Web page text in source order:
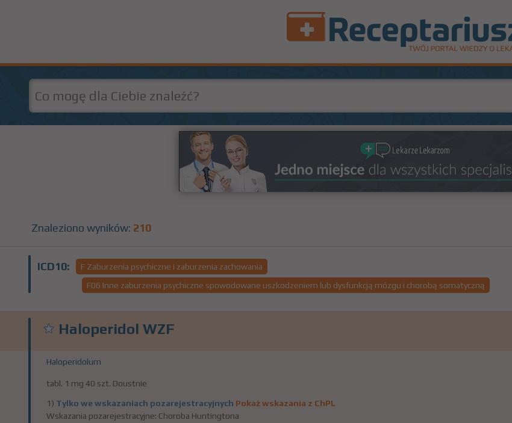
Znaleziono wyników: 210
ICD10:
F Zaburzenia psychiczne i zaburzenia zachowania
F06 Inne zaburzenia psychiczne spowodowane uszkodzeniem lub dysfunkcją mózgu i chorobą somatyczną
Haloperidol WZF
Haloperidolum
tabl. 1 mg 40 szt. Doustnie
1) Tylko we wskazaniach pozarejestracyjnych Pokaż wskazania z ChPL
Wskazania pozarejestracyjne: Choroba Huntingtona